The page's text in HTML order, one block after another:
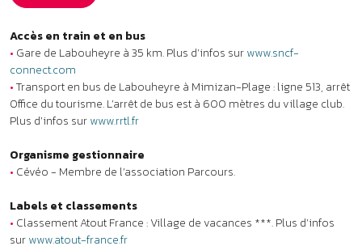
surwww.atout-france.fr
• Classement Atout France : Camping ***. Plus d’infos sur
www.atout-france.fr
•Écolabel européen : référence du tourisme responsable. Plus
d’infos surwww.ecolabels.fr
•Établissement disposant de logements adaptés aux personnes à
Aides vacances
•Village vacances VACAF habilité à recevoir l’aide aux vacances
familles de la CAF (AVF).